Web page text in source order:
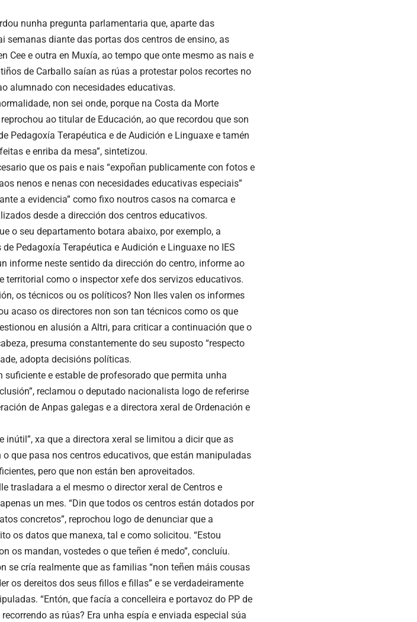
nunha pregunta parlamentaria que, aparte das
semanas diante das portas dos centros de ensino, as
Cee e outra en Muxía, ao tempo que onte mesmo as nais e
de Carballo saían as rúas a protestar polos recortes no
alumnado con necesidades educativas.
non sei onde, porque na Costa da Morte
ao titular de Educación, ao que recordou que son
Pedagoxía Terapéutica e de Audición e Linguaxe e tamén
e enriba da mesa”, sintetizou.
que os pais e nais “expoñan publicamente con fotos e
nenos e nenas con necesidades educativas especiais”
a evidencia” como fixo noutros casos na comarca e
desde a dirección dos centros educativos.
o seu departamento botara abaixo, por exemplo, a
Pedagoxía Terapéutica e Audición e Linguaxe no IES
informe neste sentido da dirección do centro, informe ao
territorial como o inspector xefe dos servizos educativos.
os técnicos ou os políticos? Non lles valen os informes
acaso os directores non son tan técnicos como os que
en alusión a Altri, para criticar a continuación que o
presuma constantemente do seu suposto “respecto
adopta decisións políticas.
e estable de profesorado que permita unha
reclamou o deputado nacionalista logo de referirse
de Anpas galegas e a directora xeral de Ordenación e
inútil”, xa que a directora xeral se limitou a dicir que as
que pasa nos centros educativos, que están manipuladas
pero que non están ben aproveitados.
trasladara a el mesmo o director xeral de Centros e
un mes. “Din que todos os centros están dotados por
concretos”, reprochou logo de denunciar que a
os datos que manexa, tal e como solicitou. “Estou
os mandan, vostedes o que teñen é medo”, concluíu.
se cría realmente que as familias “non teñen máis cousas
os dereitos dos seus fillos e fillas” e se verdadeiramente
“Entón, que facía a concelleira e portavoz do PP de
as rúas? Era unha espía e enviada especial súa